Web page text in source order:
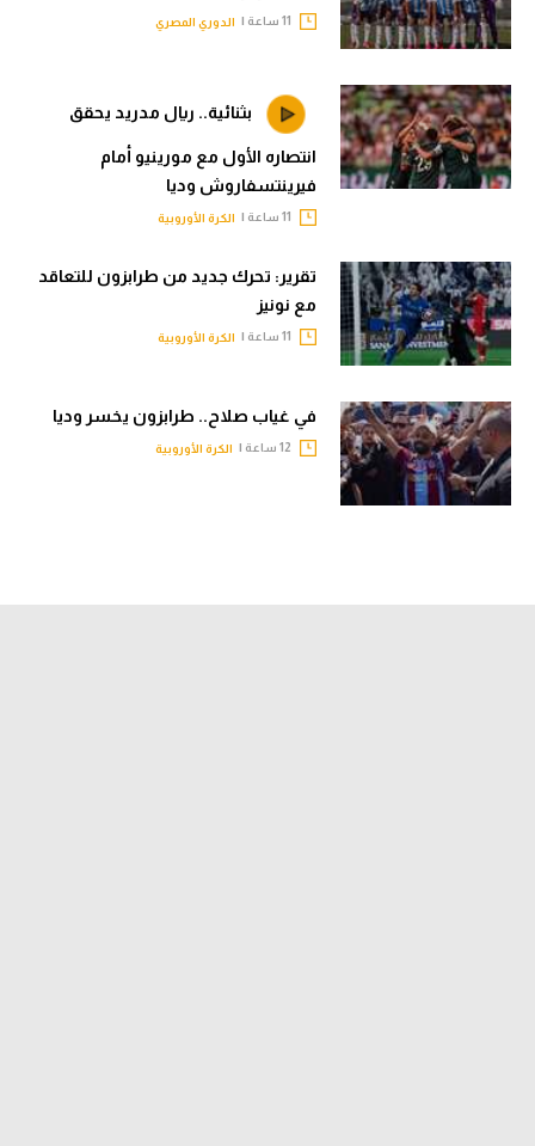
الدوري المصري
بثنائية.. ريال مدريد يحقق
انتصاره الأول مع مورينيو أمام
فيرينتسفاروش وديا
الكرة الأوروبية
تقرير: تحرك جديد من طرابزون للتعاقد
مع نونيز
الكرة الأوروبية
في غياب صلاح.. طرابزون يخسر وديا
الكرة الأوروبية